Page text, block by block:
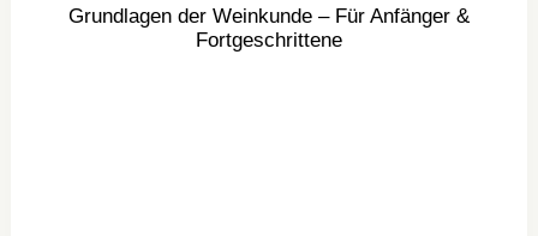
Grundlagen der Weinkunde – Für Anfänger &
Fortgeschrittene